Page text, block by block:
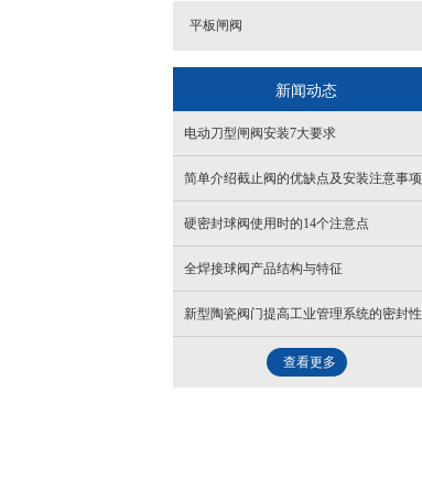
平板闸阀
新闻动态
电动刀型闸阀安装7大要求
简单介绍截止阀的优缺点及安装注意事项
硬密封球阀使用时的14个注意点
全焊接球阀产品结构与特征
新型陶瓷阀门提高工业管理系统的密封性
查看更多